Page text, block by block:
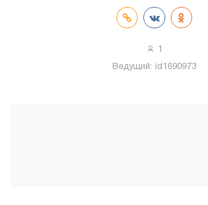
1
Ведущий: id1690973